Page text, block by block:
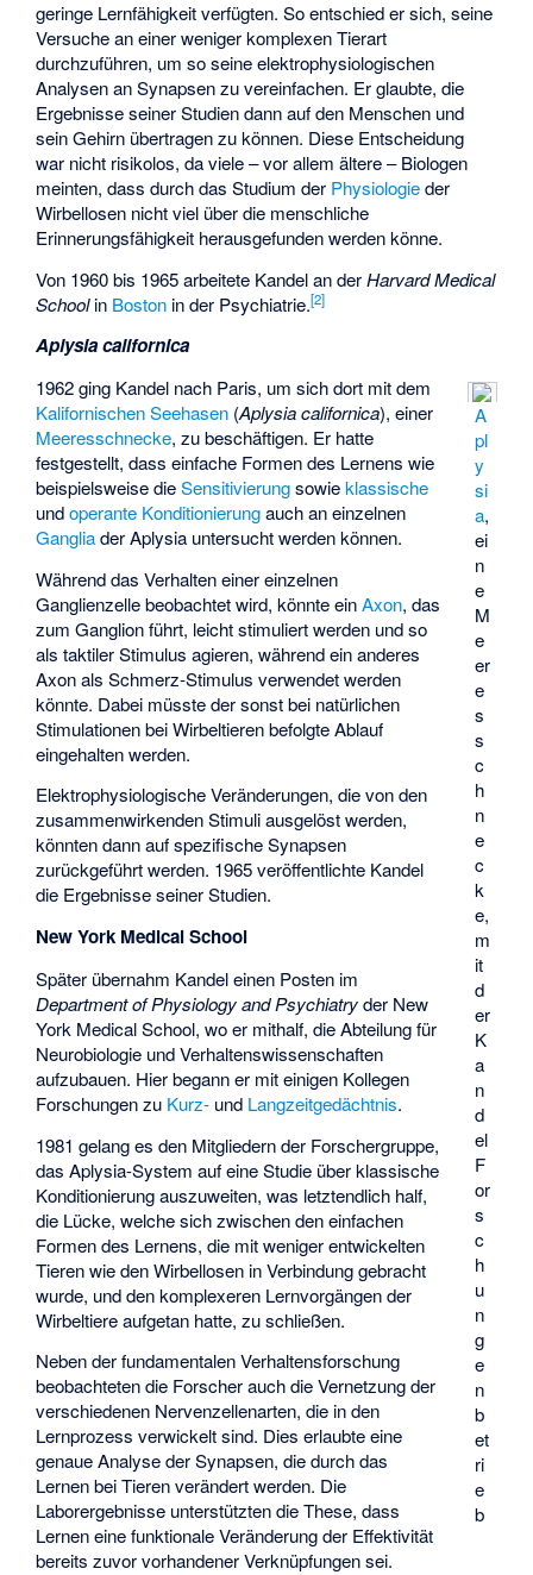
geringe Lernfähigkeit verfügten. So entschied er sich, seine
Versuche an einer weniger komplexen Tierart
durchzuführen, um so seine elektrophysiologischen
Analysen an Synapsen zu vereinfachen. Er glaubte, die
Ergebnisse seiner Studien dann auf den Menschen und
sein Gehirn übertragen zu können. Diese Entscheidung
war nicht risikolos, da viele – vor allem ältere – Biologen
meinten, dass durch das Studium der Physiologieder
Wirbellosen nicht viel über die menschliche
Erinnerungsfähigkeit herausgefunden werden könne.
Von 1960 bis 1965 arbeitete Kandel an derHarvard Medical
Schoolin Boston in der Psychiatrie.[2]
Aplysia californica
A
pl
y
si
a,
ei
n
e
M
e
er
e
s
s
c
h
n
e
c
k
e,
m
it
d
er
K
a
n
d
el
F
or
s
c
h
u
n
g
e
n
b
et
ri
e
b
1962 ging Kandel nach Paris, um sich dort mit dem
Kalifornischen Seehasen (Aplysia californica), einer
Meeresschnecke, zu beschäftigen. Er hatte
festgestellt, dass einfache Formen des Lernens wie
beispielsweise dieSensitivierungsowieklassische
undoperante Konditionierungauch an einzelnen
Gangliader Aplysia untersucht werden können.
Während das Verhalten einer einzelnen
Ganglienzelle beobachtet wird, könnte einAxon, das
zum Ganglion führt, leicht stimuliert werden und so
als taktiler Stimulus agieren, während ein anderes
Axon als Schmerz-Stimulus verwendet werden
könnte. Dabei müsste der sonst bei natürlichen
Stimulationen bei Wirbeltieren befolgte Ablauf
eingehalten werden.
Elektrophysiologische Veränderungen, die von den
zusammenwirkenden Stimuli ausgelöst werden,
könnten dann auf spezifische Synapsen
zurückgeführt werden. 1965 veröffentlichte Kandel
die Ergebnisse seiner Studien.
New York Medical School
Später übernahm Kandel einen Posten im
Department of Physiology and Psychiatryder New
York Medical School, wo er mithalf, die Abteilung für
Neurobiologie und Verhaltenswissenschaften
aufzubauen. Hier begann er mit einigen Kollegen
Forschungen zu Kurz- und Langzeitgedächtnis.
1981 gelang es den Mitgliedern der Forschergruppe,
das Aplysia-System auf eine Studie über klassische
Konditionierung auszuweiten, was letztendlich half,
die Lücke, welche sich zwischen den einfachen
Formen des Lernens, die mit weniger entwickelten
Tieren wie den Wirbellosen in Verbindung gebracht
wurde, und den komplexeren Lernvorgängen der
Wirbeltiere aufgetan hatte, zu schließen.
Neben der fundamentalen Verhaltensforschung
beobachteten die Forscher auch die Vernetzung der
verschiedenen Nervenzellenarten, die in den
Lernprozess verwickelt sind. Dies erlaubte eine
genaue Analyse der Synapsen, die durch das
Lernen bei Tieren verändert werden. Die
Laborergebnisse unterstützten die These, dass
Lernen eine funktionale Veränderung der Effektivität
bereits zuvor vorhandener Verknüpfungen sei.